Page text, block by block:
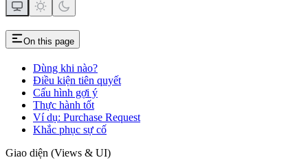
On this page
Dùng khi nào?
Điều kiện tiên quyết
Cấu hình gợi ý
Thực hành tốt
Ví dụ: Purchase Request
Khắc phục sự cố
Giao diện (Views & UI)